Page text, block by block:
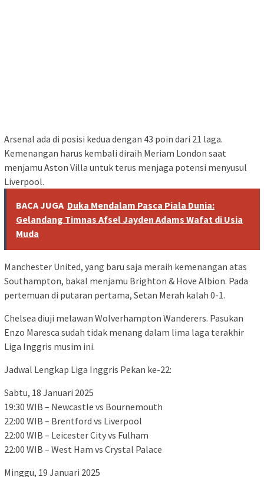
Arsenal ada di posisi kedua dengan 43 poin dari 21 laga.
Kemenangan harus kembali diraih Meriam London saat
menjamu Aston Villa untuk terus menjaga potensi menyusul
Liverpool.
BACA JUGA Duka Mendalam Pasca Piala Dunia:
Gelandang Timnas Afsel Jayden Adams Wafat di Usia
Muda
Manchester United, yang baru saja meraih kemenangan atas
Southampton, bakal menjamu Brighton & Hove Albion. Pada
pertemuan di putaran pertama, Setan Merah kalah 0-1.
Chelsea diuji melawan Wolverhampton Wanderers. Pasukan
Enzo Maresca sudah tidak menang dalam lima laga terakhir
Liga Inggris musim ini.
Jadwal Lengkap Liga Inggris Pekan ke-22:
Sabtu, 18 Januari 2025
19:30 WIB – Newcastle vs Bournemouth
22:00 WIB – Brentford vs Liverpool
22:00 WIB – Leicester City vs Fulham
22:00 WIB – West Ham vs Crystal Palace
Minggu, 19 Januari 2025